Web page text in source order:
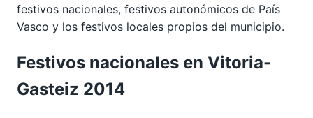
festivos nacionales, festivos autonómicos de País
Vasco y los festivos locales propios del municipio.
Festivos nacionales en Vitoria-
Gasteiz 2014